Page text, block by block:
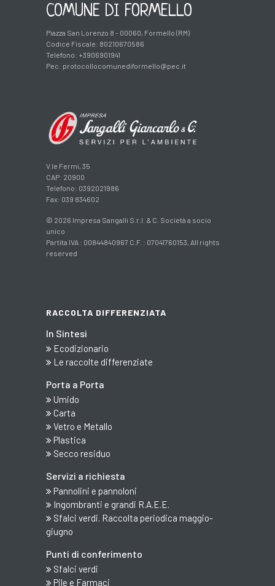
COMUNE DI FORMELLO
Piazza San Lorenzo 8 - 00060, Formello (RM)
Codice Fiscale: 80210670586
Telefono: +3906901941
Pec: protocollocomunediformello@pec.it
V.le Fermi, 35
CAP: 20900
Telefono: 0392021986
Fax: 039 834602
© 2026 Impresa Sangalli S.r.l. & C. Società a socio
unico
Partita IVA : 00844840967 C.F. : 07041760153, All rights
reserved
RACCOLTA DIFFERENZIATA
In Sintesi
Ecodizionario
Le raccolte differenziate
Porta a Porta
Umido
Carta
Vetro e Metallo
Plastica
Secco residuo
Servizi a richiesta
Pannolini e pannoloni
Ingombranti e grandi R.A.E.E.
Sfalci verdi. Raccolta periodica maggio-
giugno
Punti di conferimento
Sfalci verdi
Pile e Farmaci